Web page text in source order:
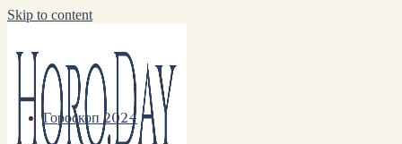
Skip to content
Гороскоп 2024